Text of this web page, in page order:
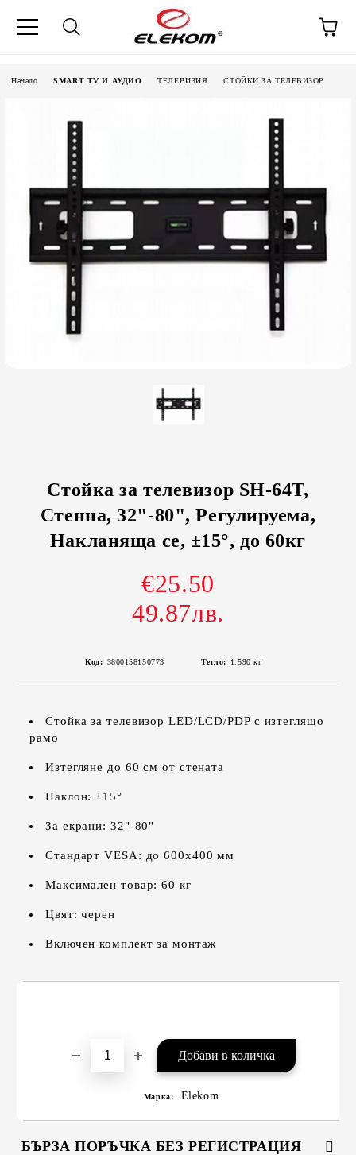
Начало SMART TV И АУДИО ТЕЛЕВИЗИЯ СТОЙКИ ЗА ТЕЛЕВИЗОР
Стойка за телевизор SH-64T,
Стенна, 32"-80", Регулируема,
Накланяща се, ±15°, до 60кг
€25.50
49.87лв.
Код: 3800158150773 Тегло: 1.590 кг
Стойка за телевизор LED/LCD/PDP с изтеглящо
рамо
Изтегляне до 60 см от стената
Наклон: ±15°
За екрани: 32"-80"
Стандарт VESA: до 600х400 мм
Максимален товар: 60 кг
Цвят: черен
Включен комплект за монтаж
Марка: Elekom
БЪРЗА ПОРЪЧКА БЕЗ РЕГИСТРАЦИЯ